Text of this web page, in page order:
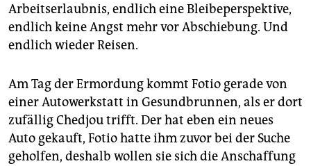
Arbeitserlaubnis, endlich eine Bleibeperspektive,
endlich keine Angst mehr vor Abschiebung. Und
endlich wieder Reisen.
Am Tag der Ermordung kommt Fotio gerade von
einer Autowerkstatt in Gesundbrunnen, als er dort
zufällig Chedjou trifft. Der hat eben ein neues
Auto gekauft, Fotio hatte ihm zuvor bei der Suche
geholfen, deshalb wollen sie sich die Anschaffung